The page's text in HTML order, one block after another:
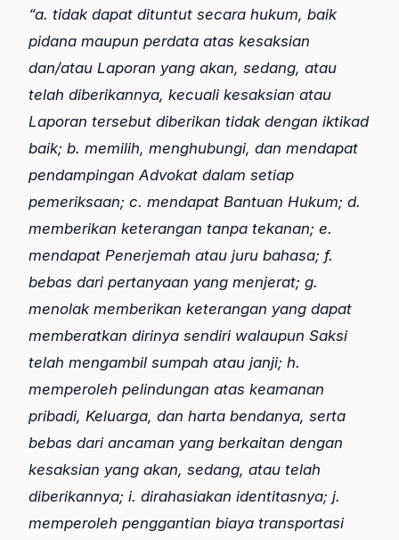
“a. tidak dapat dituntut secara hukum, baik
pidana maupun perdata atas kesaksian
dan/atau Laporan yang akan, sedang, atau
telah diberikannya, kecuali kesaksian atau
Laporan tersebut diberikan tidak dengan iktikad
baik; b. memilih, menghubungi, dan mendapat
pendampingan Advokat dalam setiap
pemeriksaan; c. mendapat Bantuan Hukum; d.
memberikan keterangan tanpa tekanan; e.
mendapat Penerjemah atau juru bahasa; f.
bebas dari pertanyaan yang menjerat; g.
menolak memberikan keterangan yang dapat
memberatkan dirinya sendiri walaupun Saksi
telah mengambil sumpah atau janji; h.
memperoleh pelindungan atas keamanan
pribadi, Keluarga, dan harta bendanya, serta
bebas dari ancaman yang berkaitan dengan
kesaksian yang akan, sedang, atau telah
diberikannya; i. dirahasiakan identitasnya; j.
memperoleh penggantian biaya transportasi